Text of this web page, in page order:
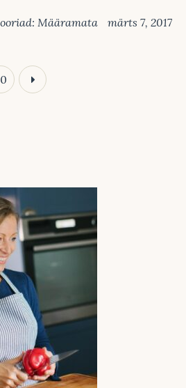
märts 7, 2017
Määramata